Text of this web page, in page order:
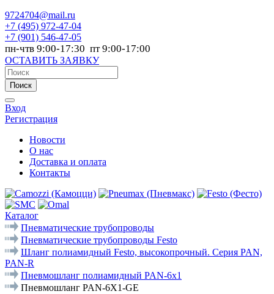
9724704@mail.ru
+7 (495) 972-47-04
+7 (901) 546-47-05
пн-чтв 9:00-17:30 пт 9:00-17:00
ОСТАВИТЬ ЗАЯВКУ
Поиск
Вход
Регистрация
Новости
О нас
Доставка и оплата
Контакты
Каталог
Пневматические трубопроводы
Пневматические трубопроводы Festo
Шланг полиамидный Festo, высокопрочный. Серия PAN,
PAN-R
Пневмошланг полиамидный PAN-6x1
Пневмошланг PAN-6X1-GE